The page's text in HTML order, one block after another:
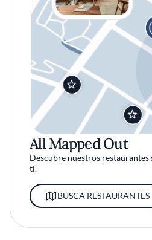
All Mapped Out
Descubre nuestros restaurantes
ti.
BUSCA RESTAURANTES